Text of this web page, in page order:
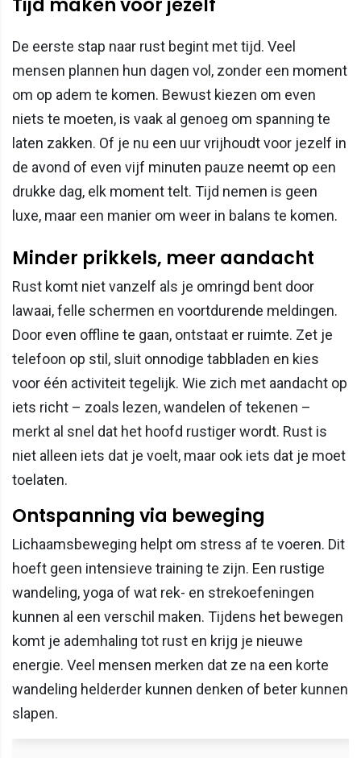
De eerste stap naar rust begint met tijd. Veel
mensen plannen hun dagen vol, zonder een moment
om op adem te komen. Bewust kiezen om even
niets te moeten, is vaak al genoeg om spanning te
laten zakken. Of je nu een uur vrijhoudt voor jezelf in
de avond of even vijf minuten pauze neemt op een
drukke dag, elk moment telt. Tijd nemen is geen
luxe, maar een manier om weer in balans te komen.
Minder prikkels, meer aandacht
Rust komt niet vanzelf als je omringd bent door
lawaai, felle schermen en voortdurende meldingen.
Door even offline te gaan, ontstaat er ruimte. Zet je
telefoon op stil, sluit onnodige tabbladen en kies
voor één activiteit tegelijk. Wie zich met aandacht op
iets richt – zoals lezen, wandelen of tekenen –
merkt al snel dat het hoofd rustiger wordt. Rust is
niet alleen iets dat je voelt, maar ook iets dat je moet
toelaten.
Ontspanning via beweging
Lichaamsbeweging helpt om stress af te voeren. Dit
hoeft geen intensieve training te zijn. Een rustige
wandeling, yoga of wat rek- en strekoefeningen
kunnen al een verschil maken. Tijdens het bewegen
komt je ademhaling tot rust en krijg je nieuwe
energie. Veel mensen merken dat ze na een korte
wandeling helderder kunnen denken of beter kunnen
slapen.